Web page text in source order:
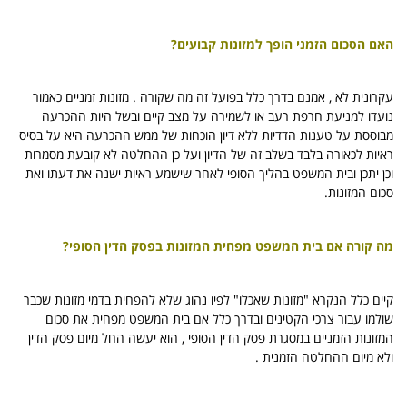
האם הסכום הזמני הופך למזונות קבועים?
עקרונית לא , אמנם בדרך כלל בפועל זה מה שקורה . מזונות זמניים כאמור
נועדו למניעת חרפת רעב או לשמירה על מצב קיים ובשל היות ההכרעה
מבוססת על טענות הדדיות ללא דיון הוכחות של ממש ההכרעה היא על בסיס
ראיות לכאורה בלבד בשלב זה של הדיון ועל כן ההחלטה לא קובעת מסמרות
וכן יתכן ובית המשפט בהליך הסופי לאחר שישמע ראיות ישנה את דעתו ואת
סכום המזונות.
מה קורה אם בית המשפט מפחית המזונות בפסק הדין הסופי?
קיים כלל הנקרא "מזונות שאכלו" לפיו נהוג שלא להפחית בדמי מזונות שכבר
שולמו עבור צרכי הקטינים ובדרך כלל אם בית המשפט מפחית את סכום
המזונות הזמניים במסגרת פסק הדין הסופי , הוא יעשה החל מיום פסק הדין
ולא מיום ההחלטה הזמנית .